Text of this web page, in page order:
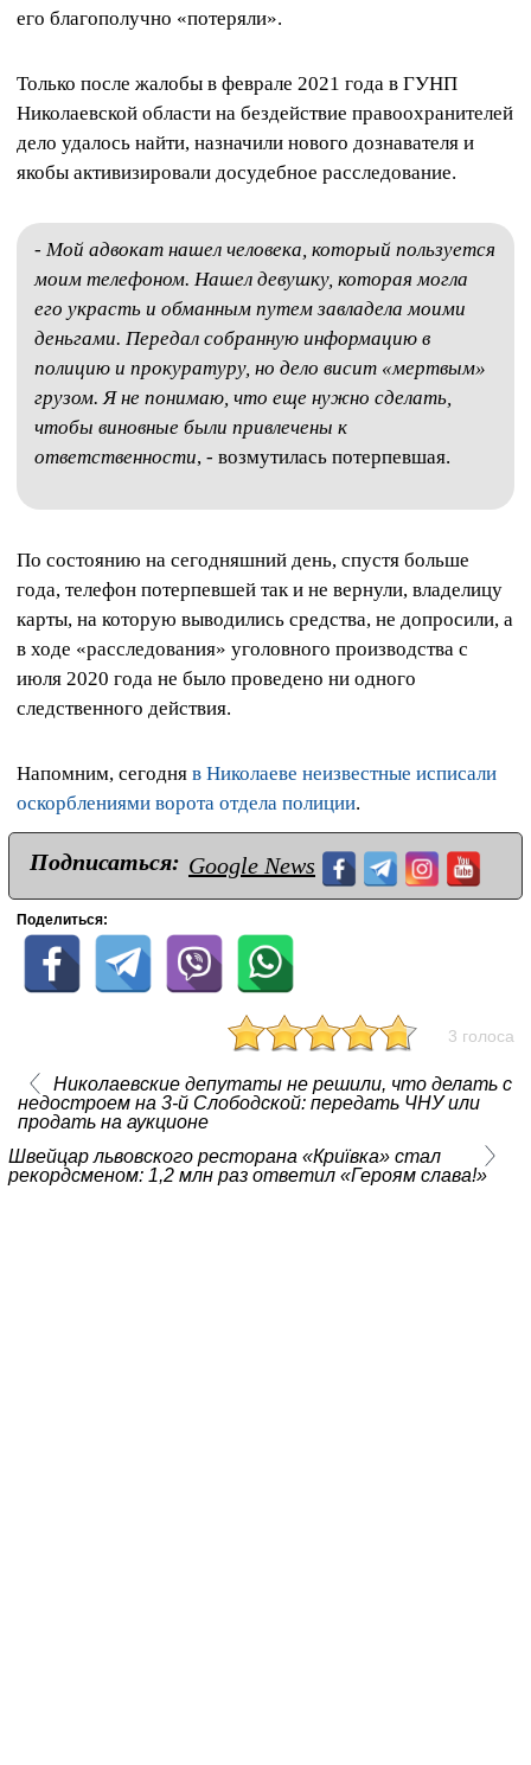
его благополучно «потеряли».
Только после жалобы в феврале 2021 года в ГУНП
Николаевской области на бездействие правоохранителей
дело удалось найти, назначили нового дознавателя и
якобы активизировали досудебное расследование.
- Мой адвокат нашел человека, который пользуется
моим телефоном. Нашел девушку, которая могла
его украсть и обманным путем завладела моими
деньгами. Передал собранную информацию в
полицию и прокуратуру, но дело висит «мертвым»
грузом. Я не понимаю, что еще нужно сделать,
чтобы виновные были привлечены к
ответственности, - возмутилась потерпевшая.
По состоянию на сегодняшний день, спустя больше
года, телефон потерпевшей так и не вернули, владелицу
карты, на которую выводились средства, не допросили, а
в ходе «расследования» уголовного производства с
июля 2020 года не было проведено ни одного
следственного действия.
Напомним, сегодня в Николаеве неизвестные исписали
оскорблениями ворота отдела полиции.
Подписаться: Google News
Поделиться:
3 голоса
Николаевские депутаты не решили, что делать с
недостроем на 3-й Слободской: передать ЧНУ или
продать на аукционе
Швейцар львовского ресторана «Криївка» стал
рекордсменом: 1,2 млн раз ответил «Героям слава!»